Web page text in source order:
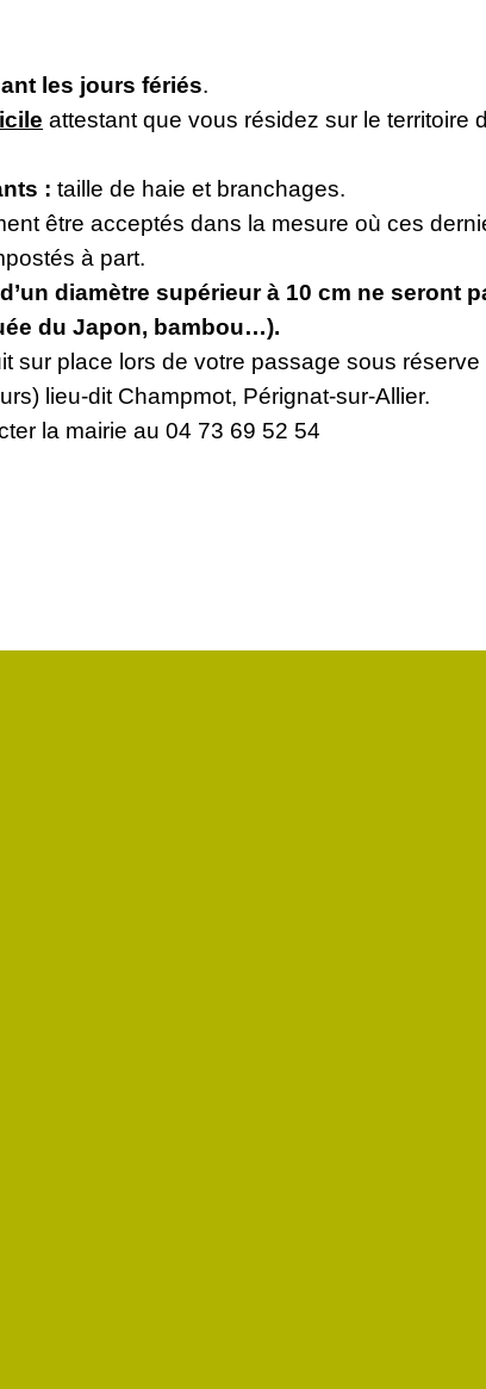
les jours fériés.
attestant que vous résidez sur le territoire
: taille de haie et branchages.
être acceptés dans la mesure où ces
à part.
diamètre supérieur à 10 cm ne seront
du Japon, bambou…).
sur place lors de votre passage sous
lieu-dit Champmot, Pérignat-sur-Allier.
la mairie au 04 73 69 52 54